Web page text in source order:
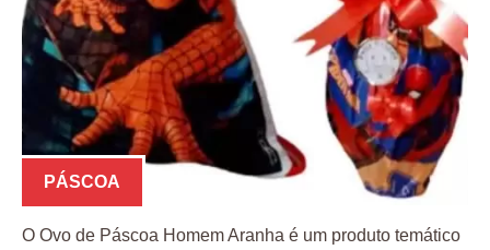
PÁSCOA
O Ovo de Páscoa Homem Aranha é um produto temático